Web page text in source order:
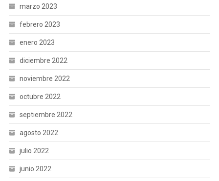
marzo 2023
febrero 2023
enero 2023
diciembre 2022
noviembre 2022
octubre 2022
septiembre 2022
agosto 2022
julio 2022
junio 2022